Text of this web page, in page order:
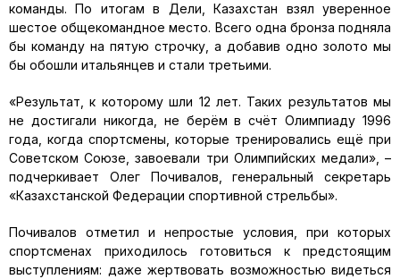
команды. По итогам в Дели, Казахстан взял уверенное
шестое общекомандное место. Всего одна бронза подняла
бы команду на пятую строчку, а добавив одно золото мы
бы обошли итальянцев и стали третьими.
«Результат, к которому шли 12 лет. Таких результатов мы
не достигали никогда, не берём в счёт Олимпиаду 1996
года, когда спортсмены, которые тренировались ещё при
Советском Союзе, завоевали три Олимпийских медали», –
подчеркивает Олег Почивалов, генеральный секретарь
«Казахстанской Федерации спортивной стрельбы».
Почивалов отметил и непростые условия, при которых
спортсменах приходилось готовиться к предстоящим
выступлениям: даже жертвовать возможностью видеться